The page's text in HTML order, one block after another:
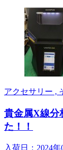
アクセサリー ,
貴金属X線
た！！
入荷日：2024年